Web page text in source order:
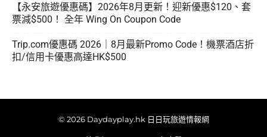
【永安旅遊優惠碼】2026年8月更新！迎新優惠$120、套
票減$500！ 全年 Wing On Coupon Code
Trip.com優惠碼 2026｜8月最新Promo Code！機票酒店折
扣/信用卡優惠高達HK$500
© 2026 Daydayplay.hk 日日玩旅遊情報網